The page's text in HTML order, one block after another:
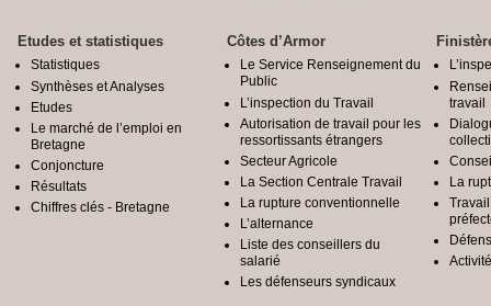
Etudes et statistiques
Statistiques
Synthèses et Analyses
Etudes
Le marché de l’emploi en
Bretagne
Conjoncture
Résultats
Chiffres clés - Bretagne
Côtes d’Armor
Le Service Renseignement du
Public
L’inspection du Travail
Autorisation de travail pour les
ressortissants étrangers
Secteur Agricole
La Section Centrale Travail
La rupture conventionnelle
L’alternance
Liste des conseillers du
salarié
Les défenseurs syndicaux
travail
La